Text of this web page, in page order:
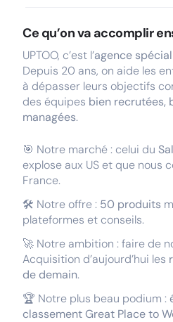
Ce qu’on va accomplir
UPTOO, c’est l’agence
Depuis 20 ans, on aide les
à dépasser leurs objectifs
des équipes bien recrutées,
managées.
🎯 Notre marché : celui du
explose aux US et que nous
France.
🛠️ Notre offre : 50 produits
plateformes et conseils.
🚀 Notre ambition : faire de
Acquisition d’aujourd’hui les
de demain.
🏆 Notre plus beau podium :
classement Great Place to